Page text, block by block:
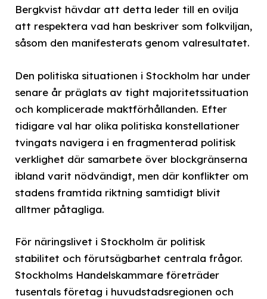
Bergkvist hävdar att detta leder till en ovilja
att respektera vad han beskriver som folkviljan,
såsom den manifesterats genom valresultatet.
Den politiska situationen i Stockholm har under
senare år präglats av tight majoritetssituation
och komplicerade maktförhållanden. Efter
tidigare val har olika politiska konstellationer
tvingats navigera i en fragmenterad politisk
verklighet där samarbete över blockgränserna
ibland varit nödvändigt, men där konflikter om
stadens framtida riktning samtidigt blivit
alltmer påtagliga.
För näringslivet i Stockholm är politisk
stabilitet och förutsägbarhet centrala frågor.
Stockholms Handelskammare företräder
tusentals företag i huvudstadsregionen och